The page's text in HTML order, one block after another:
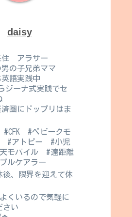
daisy
アラサー
の子兄弟ママ
語実践中
ーナ式実践でセ
圏にドップリはま
#CFK #ベビークモ
#アトピー #小児
モバイル #遠距離
ルケアラー
、限界を迎えて休
くいるので気軽に
さい